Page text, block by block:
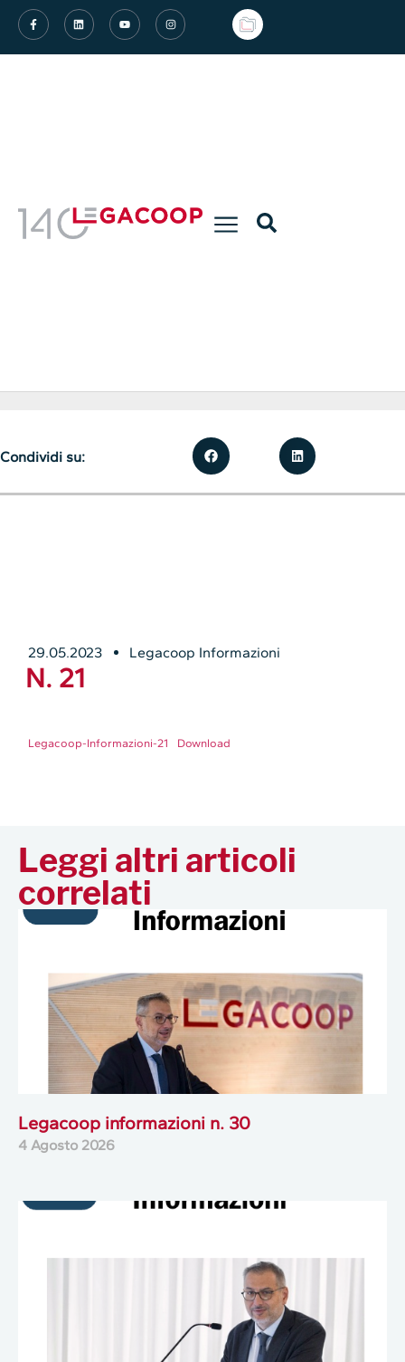
29.05.2023 Legacoop Informazioni
N. 21
Legacoop-Informazioni-21 Download
Condividi su:
Leggi altri articoli
correlati
Legacoop informazioni n. 30
4 Agosto 2026